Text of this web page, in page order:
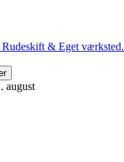
& Eget værksted.
august